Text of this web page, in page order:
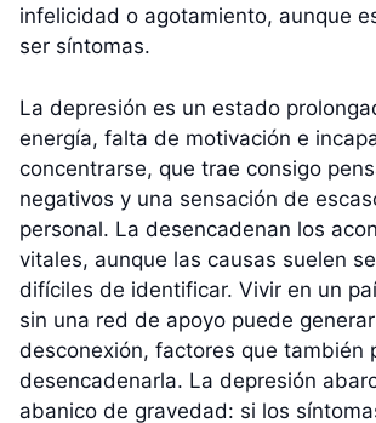
infelicidad o agotamiento, aunque
ser síntomas.
La depresión es un estado
energía, falta de motivación e
concentrarse, que trae consigo
negativos y una sensación de
personal. La desencadenan los
vitales, aunque las causas suelen
difíciles de identificar. Vivir en un
sin una red de apoyo puede
desconexión, factores que también
desencadenarla. La depresión
abanico de gravedad: si los